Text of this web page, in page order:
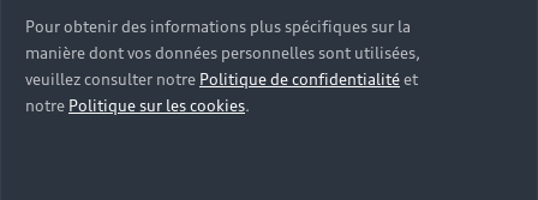
Véhicules d'occasion disponibles
Demander un essai
Électrique
Hybride rechargeable
Sport
Voir nos véhicules disponibles
Offres du moment
Votre Audi
Pour obtenir des informations plus spécifiques sur la
manière dont vos données personnelles sont utilisées,
veuillez consulter notre Politique de confidentialitéet
notre Politique sur les cookies.